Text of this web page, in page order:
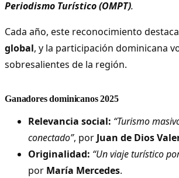
Periodismo Turístico (OMPT).
Cada año, este reconocimiento
global, y la participación dominicana
sobresalientes de la región.
Ganadores dominicanos 2025
Relevancia social: “Turismo
conectado”, por Juan de Dios
Originalidad: “Un viaje turístico
por María Mercedes.